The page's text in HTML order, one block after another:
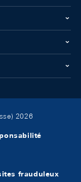
2026
frauduleux